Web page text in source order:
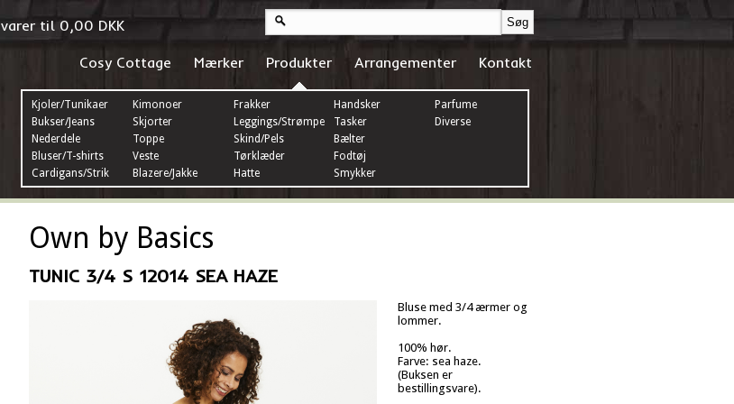
varer til0,00 DKK
Cosy Cottage Mærker Produkter
Kjoler/Tunikaer
Bukser/Jeans
Nederdele
Bluser/T-shirts
Cardigans/Strik
Kimonoer
Skjorter
Toppe
Veste
Blazere/Jakke
Frakker
Leggings/Strømper
Skind/Pels
Tørklæder
Hatte
Handsker
Tasker
Bælter
Fodtøj
Smykker
Parfume
Diverse
Arrangementer Kontakt
Own by Basics
TUNIC 3/4 S 12014 SEA HAZE
Bluse med 3/4 ærmer og
lommer.
100% hør.
Farve: sea haze.
(Buksen er
bestillingsvare).